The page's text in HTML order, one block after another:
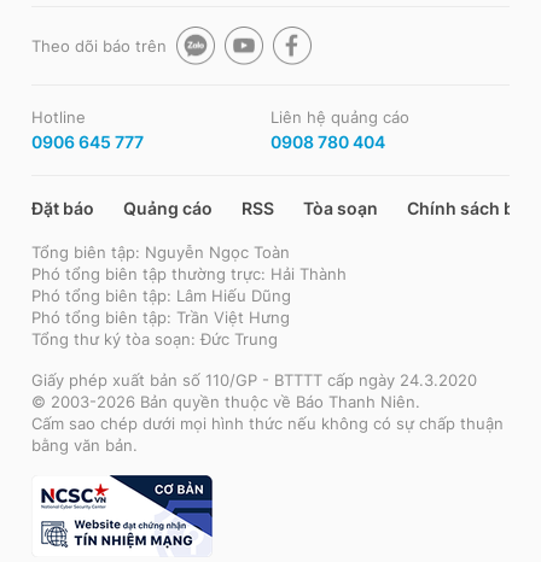
Theo dõi báo trên
Hotline
0906 645 777
Liên hệ quảng cáo
0908 780 404
Đặt báo Quảng cáo RSS Tòa soạn Chính sách bảo
Tổng biên tập: Nguyễn Ngọc Toàn
Phó tổng biên tập thường trực: Hải Thành
Phó tổng biên tập: Lâm Hiếu Dũng
Phó tổng biên tập: Trần Việt Hưng
Tổng thư ký tòa soạn: Đức Trung
Giấy phép xuất bản số 110/GP - BTTTT cấp ngày 24.3.2020
© 2003-2026 Bản quyền thuộc về Báo Thanh Niên.
Cấm sao chép dưới mọi hình thức nếu không có sự chấp thuận
bằng văn bản.